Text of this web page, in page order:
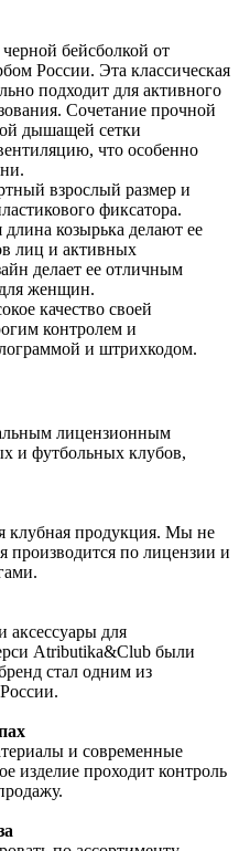
бейсболкой от
России. Эта классическая
подходит для активного
Сочетание прочной
дышащей сетки
что особенно
взрослый размер и
фиксатора.
козырька делают ее
лиц и активных
делает ее отличным
женщин.
качество своей
контролем и
и штрихкодом.
лицензионным
и футбольных клубов,
клубная продукция. Мы не
производится по лицензии и
аксессуары для
Atributika&Club были
стал одним из
и современные
изделие проходит контроль